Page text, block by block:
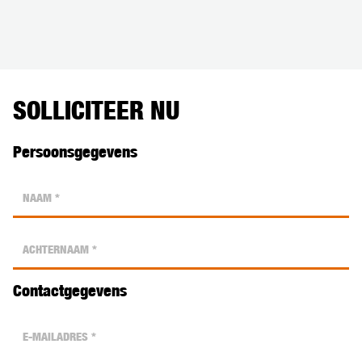
SOLLICITEER NU
Persoonsgegevens
Contactgegevens